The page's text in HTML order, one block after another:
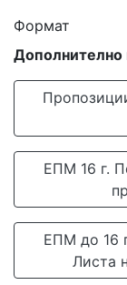
Формат
Дополнително
ЕПМ 16 г.
ЕПМ до 16
Листа